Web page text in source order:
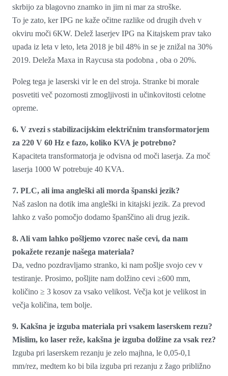
skrbijo za blagovno znamko in jim ni mar za stroške.
To je zato, ker IPG ne kaže očitne razlike od drugih dveh v
okviru moči 6KW. Delež laserjev IPG na Kitajskem prav tako
upada iz leta v leto, leta 2018 je bil 48% in se je znižal na 30%
2019. Deleža Maxa in Raycusa sta podobna , oba o 20%.
Poleg tega je laserski vir le en del stroja. Stranke bi morale
posvetiti več pozornosti zmogljivosti in učinkovitosti celotne
opreme.
6. V zvezi s stabilizacijskim električnim transformatorjem
za 220 V 60 Hz e fazo, koliko KVA je potrebno?
Kapaciteta transformatorja je odvisna od moči laserja. Za moč
laserja 1000 W potrebuje 40 KVA.
7. PLC, ali ima angleški ali morda španski jezik?
Naš zaslon na dotik ima angleški in kitajski jezik. Za prevod
lahko z vašo pomočjo dodamo španščino ali drug jezik.
8. Ali vam lahko pošljemo vzorec naše cevi, da nam
pokažete rezanje našega materiala?
Da, vedno pozdravljamo stranko, ki nam pošlje svojo cev v
testiranje. Prosimo, pošljite nam dolžino cevi ≥600 mm,
količino ≥ 3 kosov za vsako velikost. Večja kot je velikost in
večja količina, tem bolje.
9. Kakšna je izguba materiala pri vsakem laserskem rezu?
Mislim, ko laser reže, kakšna je izguba dolžine za vsak rez?
Izguba pri laserskem rezanju je zelo majhna, le 0,05-0,1
mm/rez, medtem ko bi bila izguba pri rezanju z žago približno